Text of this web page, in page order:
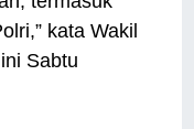
kata Wakil
Sabtu